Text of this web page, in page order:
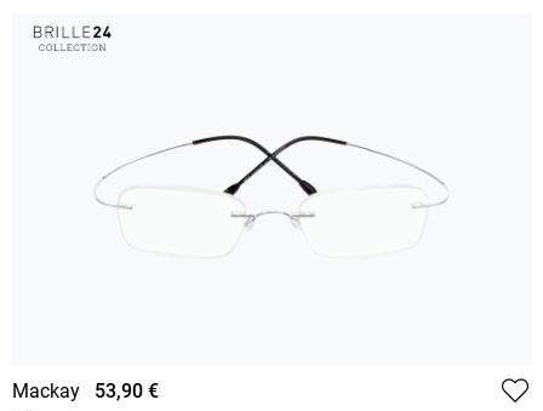
Mackay 53,90 €